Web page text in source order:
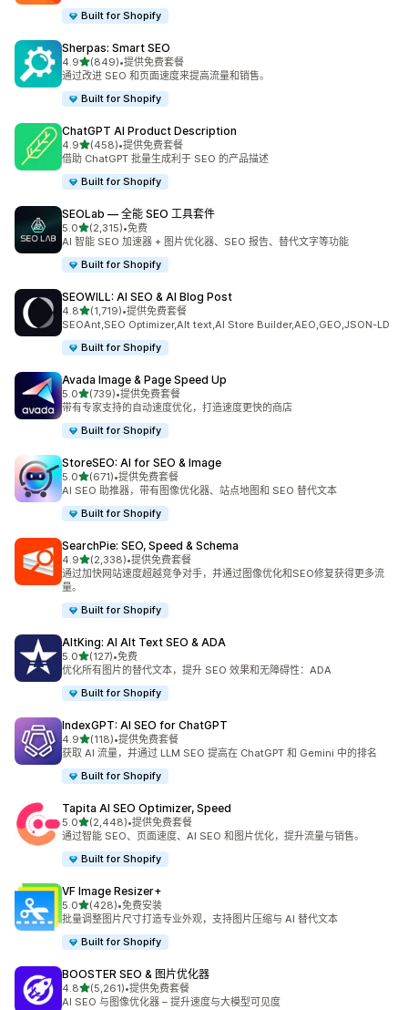
Built for Shopify
Sherpas: Smart SEO
4.9星（满分 5 星）
(849)
总共 849 条评论
•提供免费套餐
通过改进 SEO 和页面速度来提高流量和销售。
Built for Shopify
ChatGPT AI Product Description
4.9星（满分 5 星）
(458)
总共 458 条评论
•提供免费套餐
借助 ChatGPT 批量生成利于 SEO 的产品描述
Built for Shopify
SEOLab — 全能 SEO 工具套件
5.0星（满分 5 星）
(2,315)
总共 2315 条评论
•免费
AI 智能 SEO 加速器 + 图片优化器、SEO 报告、替代文字等功能
Built for Shopify
SEOWILL: AI SEO & AI Blog Post
4.8星（满分 5 星）
(1,719)
总共 1719 条评论
•提供免费套餐
SEOAnt,SEO Optimizer,Alt text,AI Store Builder,AEO,GEO,JSON-LD
Built for Shopify
Avada Image & Page Speed Up
5.0星（满分 5 星）
(739)
总共 739 条评论
•提供免费套餐
带有专家支持的自动速度优化，打造速度更快的商店
Built for Shopify
StoreSEO: AI for SEO & Image
5.0星（满分 5 星）
(671)
总共 671 条评论
•提供免费套餐
AI SEO 助推器，带有图像优化器、站点地图和 SEO 替代文本
Built for Shopify
SearchPie: SEO, Speed & Schema
4.9星（满分 5 星）
(2,338)
总共 2338 条评论
•提供免费套餐
通过加快网站速度超越竞争对手，并通过图像优化和SEO修复获得更多流
量。
Built for Shopify
AltKing: AI Alt Text SEO & ADA
5.0星（满分 5 星）
(127)
总共 127 条评论
•免费
优化所有图片的替代文本，提升 SEO 效果和无障碍性：ADA
Built for Shopify
IndexGPT: AI SEO for ChatGPT
4.9星（满分 5 星）
(118)
总共 118 条评论
•提供免费套餐
获取 AI 流量，并通过 LLM SEO 提高在 ChatGPT 和 Gemini 中的排名
Built for Shopify
Tapita AI SEO Optimizer, Speed
5.0星（满分 5 星）
(2,448)
总共 2448 条评论
•提供免费套餐
通过智能 SEO、页面速度、AI SEO 和图片优化，提升流量与销售。
Built for Shopify
VF Image Resizer+
5.0星（满分 5 星）
(428)
总共 428 条评论
•免费安装
批量调整图片尺寸打造专业外观，支持图片压缩与 AI 替代文本
Built for Shopify
BOOSTER SEO & 图片优化器
4.8星（满分 5 星）
(5,261)
总共 5261 条评论
•提供免费套餐
AI SEO 与图像优化器 – 提升速度与大模型可见度